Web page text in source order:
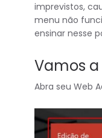
imprevistos,
menu não
ensinar nesse
Vamos
Abra seu Web